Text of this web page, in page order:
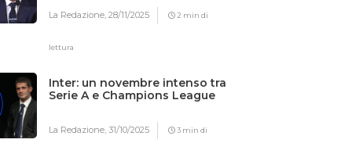
La Redazione,28/11/2025 2 min di
lettura
Inter: un novembre intenso tra
Serie A e Champions League
La Redazione,31/10/2025 3 min di